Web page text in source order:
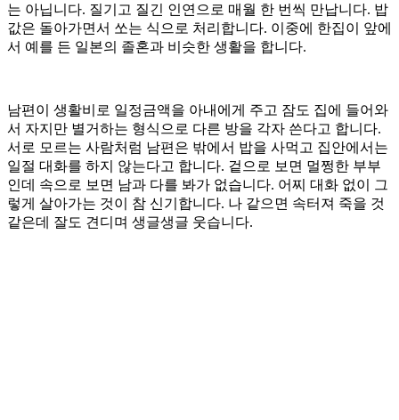
는 아닙니다. 질기고 질긴 인연으로 매월 한 번씩 만납니다. 밥
값은 돌아가면서 쏘는 식으로 처리합니다. 이중에 한집이 앞에
서 예를 든 일본의 졸혼과 비슷한 생활을 합니다.
남편이 생활비로 일정금액을 아내에게 주고 잠도 집에 들어와
서 자지만 별거하는 형식으로 다른 방을 각자 쓴다고 합니다.
서로 모르는 사람처럼 남편은 밖에서 밥을 사먹고 집안에서는
일절 대화를 하지 않는다고 합니다. 겉으로 보면 멀쩡한 부부
인데 속으로 보면 남과 다를 봐가 없습니다. 어찌 대화 없이 그
렇게 살아가는 것이 참 신기합니다. 나 같으면 속터져 죽을 것
같은데 잘도 견디며 생글생글 웃습니다.